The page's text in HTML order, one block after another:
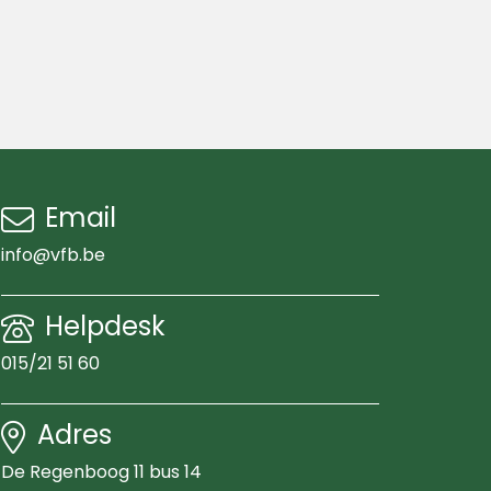
Email
info@vfb.be
Helpdesk
015/21 51 60
Adres
De Regenboog 11 bus 14